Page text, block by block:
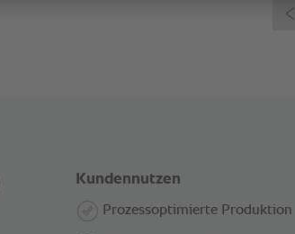
Kundennutzen
Prozessoptimierte Produktion